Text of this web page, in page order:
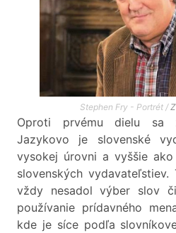
Stephen Fry - Portrét /
Oproti prvému dielu sa
Jazykovo je slovenské
vysokej úrovni a vyššie
slovenských
vždy nesadol výber slov
používanie prídavného
kde je síce podľa